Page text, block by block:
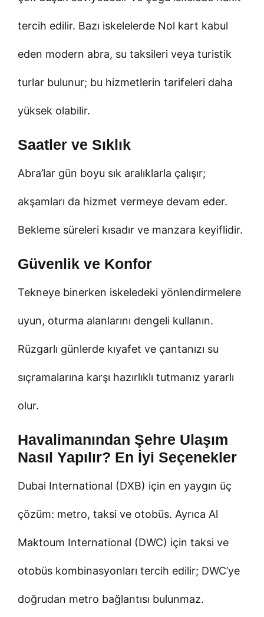
tercih edilir. Bazı iskelelerde Nol kart kabul
eden modern abra, su taksileri veya turistik
turlar bulunur; bu hizmetlerin tarifeleri daha
yüksek olabilir.
Saatler ve Sıklık
Abra’lar gün boyu sık aralıklarla çalışır;
akşamları da hizmet vermeye devam eder.
Bekleme süreleri kısadır ve manzara keyiflidir.
Güvenlik ve Konfor
Tekneye binerken iskeledeki yönlendirmelere
uyun, oturma alanlarını dengeli kullanın.
Rüzgarlı günlerde kıyafet ve çantanızı su
sıçramalarına karşı hazırlıklı tutmanız yararlı
olur.
Havalimanından Şehre Ulaşım
Nasıl Yapılır? En İyi Seçenekler
Dubai International (DXB) için en yaygın üç
çözüm: metro, taksi ve otobüs. Ayrıca Al
Maktoum International (DWC) için taksi ve
otobüs kombinasyonları tercih edilir; DWC’ye
doğrudan metro bağlantısı bulunmaz.